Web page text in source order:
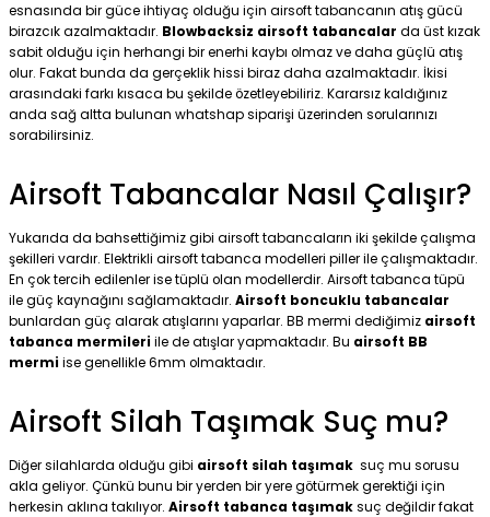
esnasında bir güce ihtiyaç olduğu için airsoft tabancanın atış gücü
birazcık azalmaktadır. Blowbacksiz airsoft tabancalar da üst kızak
sabit olduğu için herhangi bir enerhi kaybı olmaz ve daha güçlü atış
olur. Fakat bunda da gerçeklik hissi biraz daha azalmaktadır. İkisi
arasındaki farkı kısaca bu şekilde özetleyebiliriz. Kararsız kaldığınız
anda sağ altta bulunan whatshap siparişi üzerinden sorularınızı
sorabilirsiniz.
Airsoft Tabancalar Nasıl Çalışır?
Yukarıda da bahsettiğimiz gibi airsoft tabancaların iki şekilde çalışma
şekilleri vardır. Elektrikli airsoft tabanca modelleri piller ile çalışmaktadır.
En çok tercih edilenler ise tüplü olan modellerdir. Airsoft tabanca tüpü
ile güç kaynağını sağlamaktadır. Airsoft boncuklu tabancalar
bunlardan güç alarak atışlarını yaparlar. BB mermi dediğimiz airsoft
tabanca mermileri ile de atışlar yapmaktadır. Bu airsoft BB
mermi ise genellikle 6mm olmaktadır.
Airsoft Silah Taşımak Suç mu?
Diğer silahlarda olduğu gibi airsoft silah taşımak suç mu sorusu
akla geliyor. Çünkü bunu bir yerden bir yere götürmek gerektiği için
herkesin aklına takılıyor. Airsoft tabanca taşımaksuç değildir fakat